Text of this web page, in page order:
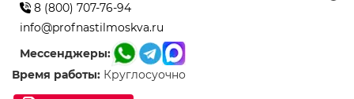
8 (800) 707-76-94
info@profnastilmoskva.ru
Мессенджеры:
Время работы: Круглосуочно